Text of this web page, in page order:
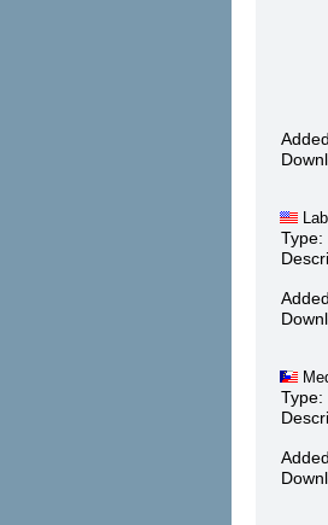
Type:
Type: